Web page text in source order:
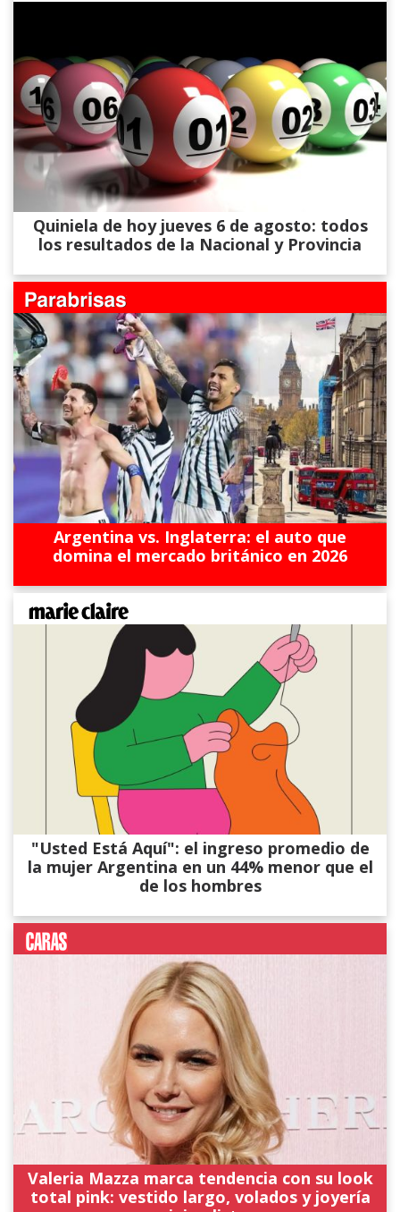
Quiniela de hoy jueves 6 de agosto: todos
los resultados de la Nacional y Provincia
Argentina vs. Inglaterra: el auto que
domina el mercado británico en 2026
"Usted Está Aquí": el ingreso promedio de
la mujer Argentina en un 44% menor que el
de los hombres
Valeria Mazza marca tendencia con su look
total pink: vestido largo, volados y joyería